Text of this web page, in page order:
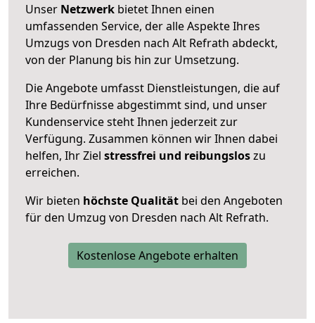
Unser Netzwerk bietet Ihnen einen
umfassenden Service, der alle Aspekte Ihres
Umzugs von Dresden nach Alt Refrath abdeckt,
von der Planung bis hin zur Umsetzung.
Die Angebote umfasst Dienstleistungen, die auf
Ihre Bedürfnisse abgestimmt sind, und unser
Kundenservice steht Ihnen jederzeit zur
Verfügung. Zusammen können wir Ihnen dabei
helfen, Ihr Ziel stressfrei und reibungsloszu
erreichen.
Wir bieten höchste Qualität bei den Angeboten
für den Umzug von Dresden nach Alt Refrath.
Kostenlose Angebote erhalten